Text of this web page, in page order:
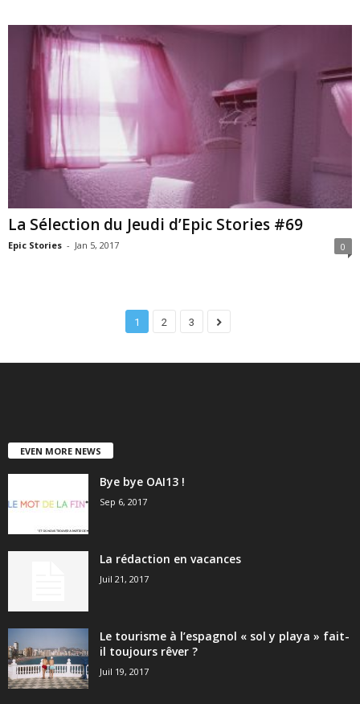
La Sélection du Jeudi d’Epic Stories #69
Epic Stories - Jan 5, 2017 0
1 2 3
EVEN MORE NEWS
Bye bye OAI13 !
Sep 6, 2017
La rédaction en vacances
Juil 21, 2017
Le tourisme à l’espagnol « sol y playa » fait-
il toujours rêver ?
Juil 19, 2017